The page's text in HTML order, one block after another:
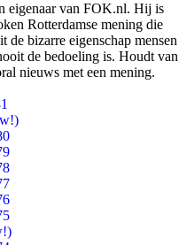
eigenaar van FOK.nl. Hij is
Rotterdamse mening die
bizarre eigenschap mensen
de bedoeling is. Houdt van
nieuws met een mening.